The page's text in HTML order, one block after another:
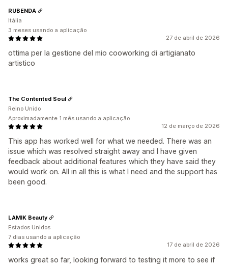
27 de abril de 2026
ottima per la gestione del mio cooworking di artigianato
artistico
RUBENDA
Itália
3 meses usando a aplicação
12 de março de 2026
This app has worked well for what we needed. There was an
issue which was resolved straight away and I have given
feedback about additional features which they have said they
would work on. All in all this is what I need and the support has
been good.
The Contented Soul
Reino Unido
Aproximadamente 1 mês usando a aplicação
17 de abril de 2026
works great so far, looking forward to testing it more to see if
LAMIK Beauty
Estados Unidos
7 dias usando a aplicação